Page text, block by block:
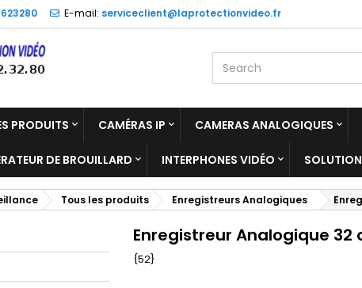
E-mail: serviceclient@laprotectionvideo.fr
PRODUITS CAMÉRAS IP CAMERAS ANALOGIQUES
DE BROUILLARD INTERPHONES VIDÉO
Tous les produits Enregistreurs Analogiques
Enregistreur Analogique 32
{52}